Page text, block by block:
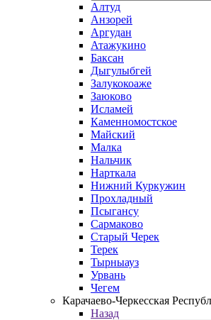
Алтуд
Анзорей
Аргудан
Атажукино
Баксан
Дыгулыбгей
Залукокоаже
Заюково
Исламей
Каменномостское
Майский
Малка
Нальчик
Нарткала
Нижний Куркужин
Прохладный
Псыгансу
Сармаково
Старый Черек
Терек
Тырныауз
Урвань
Чегем
Карачаево-Черкесская
Назад